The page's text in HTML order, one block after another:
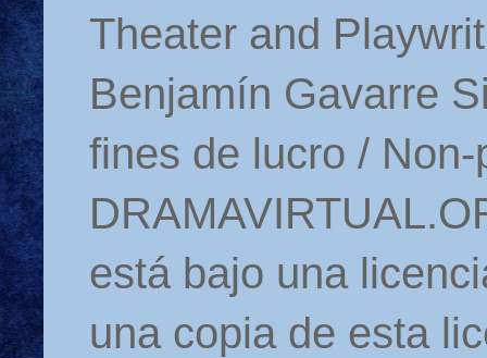
Theater and
Benjamín Gavarre
fines de lucro /
está bajo una
una copia de esta